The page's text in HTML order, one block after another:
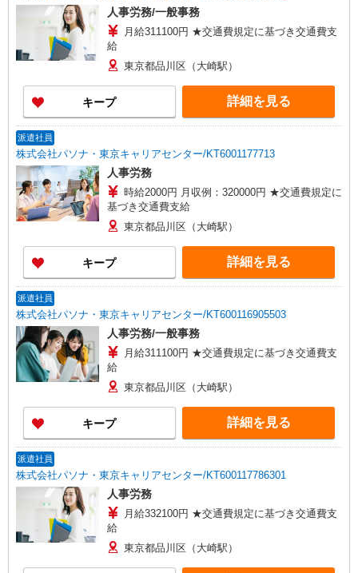
人事労務/一般事務
月給311100円 ★交通費規定に基づき交通費支
給
東京都品川区（大崎駅）
キープ 詳細を見る
派遣社員
株式会社パソナ・東京キャリアセンター/KT6001177713
人事労務
時給2000円 月収例：320000円 ★交通費規定に
基づき交通費支給
東京都品川区（大崎駅）
キープ 詳細を見る
派遣社員
株式会社パソナ・東京キャリアセンター/KT600116905503
人事労務/一般事務
月給311100円 ★交通費規定に基づき交通費支
給
東京都品川区（大崎駅）
キープ 詳細を見る
派遣社員
株式会社パソナ・東京キャリアセンター/KT600117786301
人事労務
月給332100円 ★交通費規定に基づき交通費支
給
東京都品川区（大崎駅）